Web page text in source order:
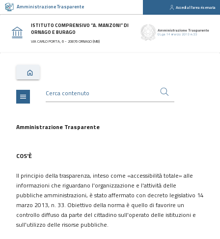
Amministrazione Trasparente Accedi all'area riservata
ISTITUTO COMPRENSIVO “A. MANZONI” DI
ORNAGO E BURAGO
VIA CARLO PORTA, 6 - 20876 ORNAGO (MB)
Sezioni
Disposizioni
Generali
Consulenti
collaboratori
Bandi
Performance
Enti
controllati
Attività
e
procedimenti
menu
Amministrazione Trasparente
COS'È
Il principio della trasparenza, inteso come «accessibilità totale» alle
informazioni che riguardano l'organizzazione e l'attività delle
pubbliche amministrazioni, è stato affermato con decreto legislativo 14
marzo 2013, n. 33. Obiettivo della norma è quello di favorire un
controllo diffuso da parte del cittadino sull'operato delle istituzioni e
sull'utilizzo delle risorse pubbliche.